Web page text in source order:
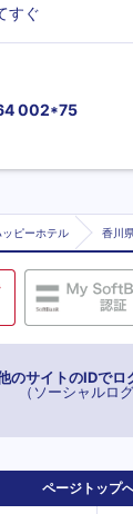
すぐ
002*75
ピーホテル 香川
のサイトのIDでロ
（ソーシャルロ
ページトップ